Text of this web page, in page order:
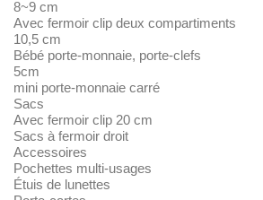
8~9 cm
Avec fermoir clip deux compartiments
10,5 cm
Bébé porte-monnaie, porte-clefs
5cm
mini porte-monnaie carré
Sacs
Avec fermoir clip 20 cm
Sacs à fermoir droit
Accessoires
Pochettes multi-usages
Étuis de lunettes